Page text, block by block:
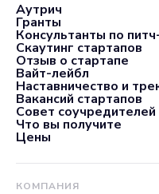
Аутрич
Гранты
Консультанты по
Скаутинг стартапов
Отзыв о стартапе
Вайт-лейбл
Наставничество и
Вакансий стартапов
Совет соучредителей
Что вы получите
Цены
КОМПАНИЯ